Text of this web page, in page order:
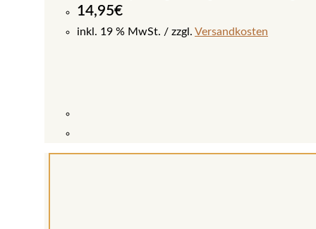
14,95€
inkl. 19 % MwSt. zzgl. Versandkosten